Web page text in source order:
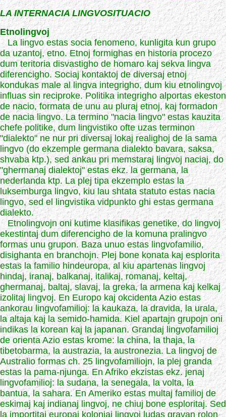
LA INTERNACIA LINGVOSITUACIO
Etnolingvoj
La lingvo estas socia fenomeno, kunligita kun grupo
da uzantoj, etno. Etnoj formighas en historia procezo
dum teritoria disvastigho de homaro kaj sekva lingva
diferencigho. Sociaj kontaktoj de diversaj etnoj
kondukas male al lingva integrigho, dum kiu etnolingvoj
influas sin reciproke. Politika integrigho alportas ekeston
de nacio, formata de unu au pluraj etnoj, kaj formadon
de nacia lingvo. La termino "nacia lingvo" estas kauzita
chefe politike, dum lingvistiko ofte uzas terminon
"dialekto" ne nur pri diversaj lokaj realighoj de la sama
lingvo (do ekzemple germana dialekto bavara, saksa,
shvaba ktp.), sed ankau pri memstaraj lingvoj naciaj, do
"ghermanaj dialektoj" estas ekz. la germana, la
nederlanda ktp. La plej tipa ekzemplo estas la
luksemburga lingvo, kiu lau shtata statuto estas nacia
lingvo, sed el lingvistika vidpunkto ghi estas germana
dialekto.
Etnolingvojn oni kutime klasifikas genetike, do lingvoj
ekestintaj dum diferencigho de la komuna pralingvo
formas unu grupon. Baza unuo estas lingvofamilio,
disighanta en branchojn. Plej bone konata kaj esplorita
estas la familio hindeuropa, al kiu apartenas lingvoj
hindaj, iranaj, balkanaj, italikaj, romanaj, keltaj,
ghermanaj, baltaj, slavaj, la greka, la armena kaj kelkaj
izolitaj lingvoj. En Europo kaj okcidenta Azio estas
ankorau lingvofamilioj: la kaukaza, la dravida, la urala,
la altaja kaj la semido-hamida. Kiel apartajn grupojn oni
indikas la korean kaj la japanan. Grandaj lingvofamilioj
de orienta Azio estas krome: la china, la thaja, la
tibetobarma, la austrazia, la austronezia. La lingvoj de
Australio formas ch. 25 lingvofamiliojn, la plej granda
estas la pama-njunga. En Afriko ekzistas ekz. jenaj
lingvofamilioj: la sudana, la senegala, la volta, la
bantua, la sahara. En Ameriko estas multaj familioj de
eskimaj kaj indianaj lingvoj, ne chiuj bone esploritaj. Sed
la importitaj europaj koloniaj lingvoj ludas gravan rolon